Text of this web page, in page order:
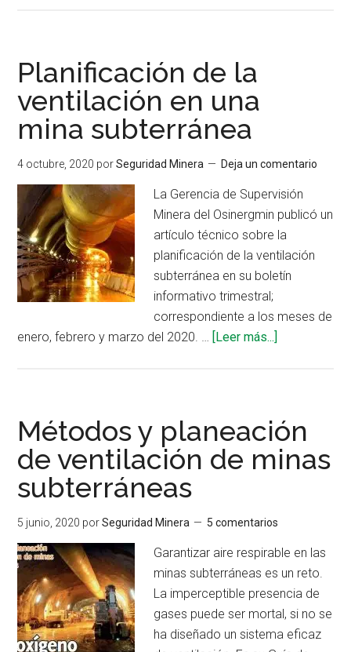
monitoreo
de
gas
en
un
ambiente
subterráneo
Planificación de la
ventilación en una
mina subterránea
4 octubre, 2020 porSeguridad Minera Deja un comentario
La Gerencia de Supervisión
Minera del Osinergmin publicó un
artículo técnico sobre la
planificación de la ventilación
subterránea en su boletín
informativo trimestral;
correspondiente a los meses de
enero, febrero y marzo del 2020. … [Leer más...]
la
ventilación
en
subterránea
Métodos y planeación
de ventilación de minas
subterráneas
5 junio, 2020 porSeguridad Minera 5 comentarios
Garantizar aire respirable en las
minas subterráneas es un reto.
La imperceptible presencia de
gases puede ser mortal, si no se
ha diseñado un sistema eficaz